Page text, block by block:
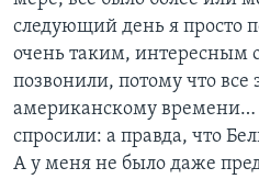
следующий день я просто
очень таким, интересным
позвонили, потому что все
американскому
спросили: а правда, что
А у меня не было даже